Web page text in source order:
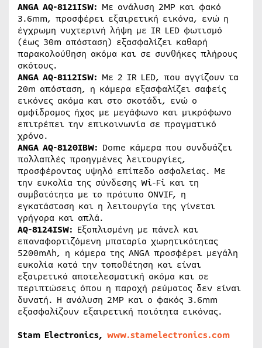
ANGA AQ-8121ISW: Με ανάλυση 2MP και φακό
3.6mm, προσφέρει εξαιρετική εικόνα, ενώ η
έγχρωμη νυχτερινή λήψη με IR LED φωτισμό
(έως 30m απόσταση) εξασφαλίζει καθαρή
παρακολούθηση ακόμα και σε συνθήκες πλήρους
σκότους.
ANGA AQ-8112ISW: Με 2 IR LED, που αγγίζουν τα
20m απόσταση, η κάμερα εξασφαλίζει σαφείς
εικόνες ακόμα και στο σκοτάδι, ενώ ο
αμφίδρομος ήχος με μεγάφωνο και μικρόφωνο
επιτρέπει την επικοινωνία σε πραγματικό
χρόνο.
ANGA AQ-8120IBW: Dome κάμερα που συνδυάζει
πολλαπλές προηγμένες λειτουργίες,
προσφέροντας υψηλό επίπεδο ασφαλείας. Με
την ευκολία της σύνδεσης Wi-Fi και τη
συμβατότητα με το πρότυπο ONVIF, η
εγκατάσταση και η λειτουργία της γίνεται
γρήγορα και απλά.
AQ-8124ISW: Εξοπλισμένη με πάνελ και
επαναφορτιζόμενη μπαταρία χωρητικότητας
5200mAh, η κάμερα της ANGA προσφέρει μεγάλη
ευκολία κατά την τοποθέτηση και είναι
εξαιρετικά αποτελεσματική ακόμα και σε
περιπτώσεις όπου η παροχή ρεύματος δεν είναι
δυνατή. Η ανάλυση 2MP και ο φακός 3.6mm
εξασφαλίζουν εξαιρετική ποιότητα εικόνας.
Stam Electronics, www.stamelectronics.com